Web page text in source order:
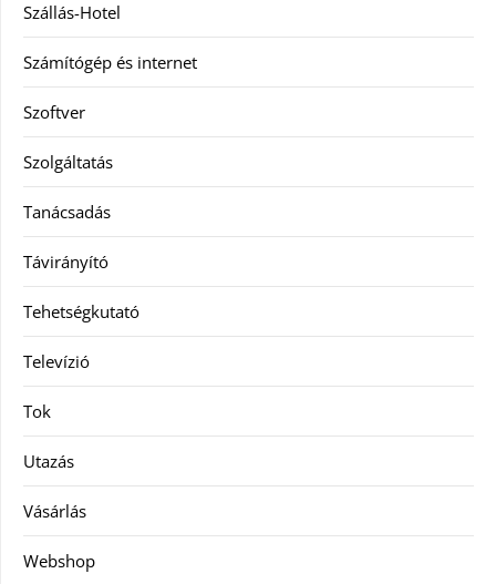
Szállás-Hotel
Számítógép és internet
Szoftver
Szolgáltatás
Tanácsadás
Távirányító
Tehetségkutató
Televízió
Tok
Utazás
Vásárlás
Webshop